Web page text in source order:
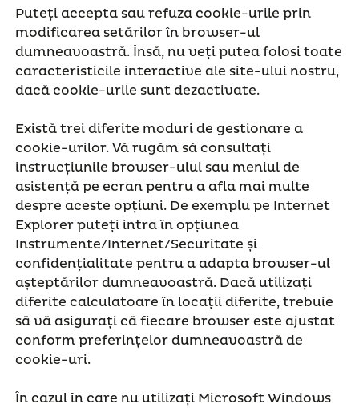
Puteți accepta sau refuza cookie-urile prin
modificarea setărilor în browser-ul
dumneavoastră. Însă, nu veți putea folosi toate
caracteristicile interactive ale site-ului nostru,
dacă cookie-urile sunt dezactivate.
Există trei diferite moduri de gestionare a
cookie-urilor. Vă rugăm să consultați
instrucțiunile browser-ului sau meniul de
asistență pe ecran pentru a afla mai multe
despre aceste opțiuni. De exemplu pe Internet
Explorer puteți intra în opțiunea
Instrumente/Internet/Securitate și
confidențialitate pentru a adapta browser-ul
așteptărilor dumneavoastră. Dacă utilizați
diferite calculatoare în locații diferite, trebuie
să vă asigurați că fiecare browser este ajustat
conform preferințelor dumneavoastră de
cookie-uri.
În cazul în care nu utilizați Microsoft Windows